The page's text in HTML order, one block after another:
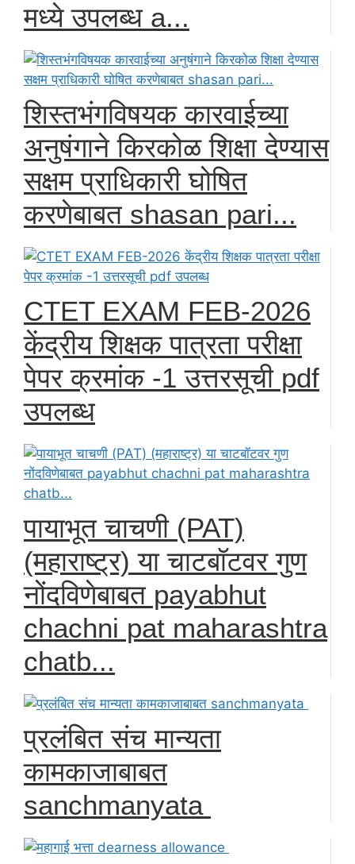
मध्ये उपलब्ध a...
शिस्तभंगविषयक कारवाईच्या
अनुषंगाने किरकोळ शिक्षा देण्यास
सक्षम प्राधिकारी घोषित
करणेबाबत shasan pari...
CTET EXAM FEB-2026
केंद्रीय शिक्षक पात्रता परीक्षा
पेपर क्रमांक -1 उत्तरसूची pdf
उपलब्ध
पायाभूत चाचणी (PAT)
(महाराष्ट्र) या चाटबॉटवर गुण
नोंदविणेबाबत payabhut
chachni pat maharashtra
chatb...
प्रलंबित संच मान्यता
कामकाजाबाबत
sanchmanyata